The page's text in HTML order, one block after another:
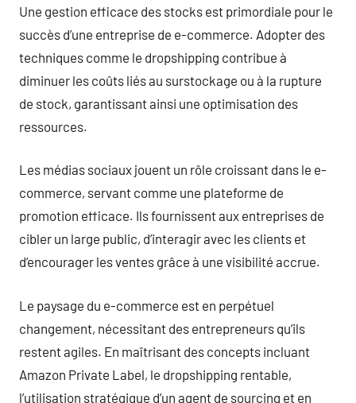
Une gestion efficace des stocks est primordiale pour le
succès d’une entreprise de e-commerce. Adopter des
techniques comme le dropshipping contribue à
diminuer les coûts liés au surstockage ou à la rupture
de stock, garantissant ainsi une optimisation des
ressources.
Les médias sociaux jouent un rôle croissant dans le e-
commerce, servant comme une plateforme de
promotion efficace. Ils fournissent aux entreprises de
cibler un large public, d’interagir avec les clients et
d’encourager les ventes grâce à une visibilité accrue.
Le paysage du e-commerce est en perpétuel
changement, nécessitant des entrepreneurs qu’ils
restent agiles. En maîtrisant des concepts incluant
Amazon Private Label, le dropshipping rentable,
l’utilisation stratégique d’un agent de sourcing et en